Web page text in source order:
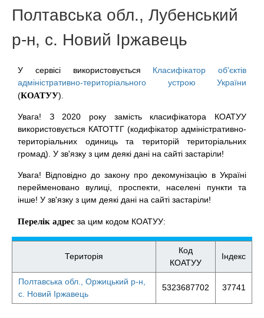
Полтавська обл., Лубенський
р-н, с. Новий Іржавець
У сервісі використовується Класифікатор об'єктів
адміністративно-територіального устрою України
(КОАТУУ).
Увага! З 2020 року замість класифікатора КОАТУУ
використовується КАТОТТГ (кодифікатор адміністративно-
територіальних одиниць та територій територіальних
громад). У зв'язку з цим деякі дані на сайті застаріли!
Увага! Відповідно до закону про декомунізацію в Україні
перейменовано вулиці, проспекти, населені пункти та
інше! У зв'язку з цим деякі дані на сайті застаріли!
Перелік адрес за цим кодом КОАТУУ:
Територія
Код
КОАТУУ
Індекс
Полтавська обл., Оржицький р-н,
с. Новий Іржавець
5323687702 37741